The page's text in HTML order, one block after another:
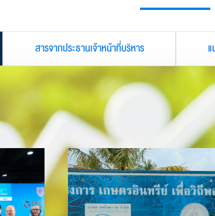
สารจากประธานเจ้าหน้าที่บริหาร